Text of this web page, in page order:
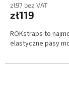
zł97 bez VAT
zł119
ROKstraps to
elastyczne pasy